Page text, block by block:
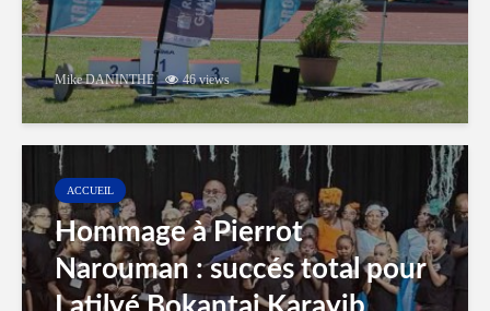
Mike DANINTHE 46 views
ACCUEIL
Hommage à Pierrot
Narouman : succés total pour